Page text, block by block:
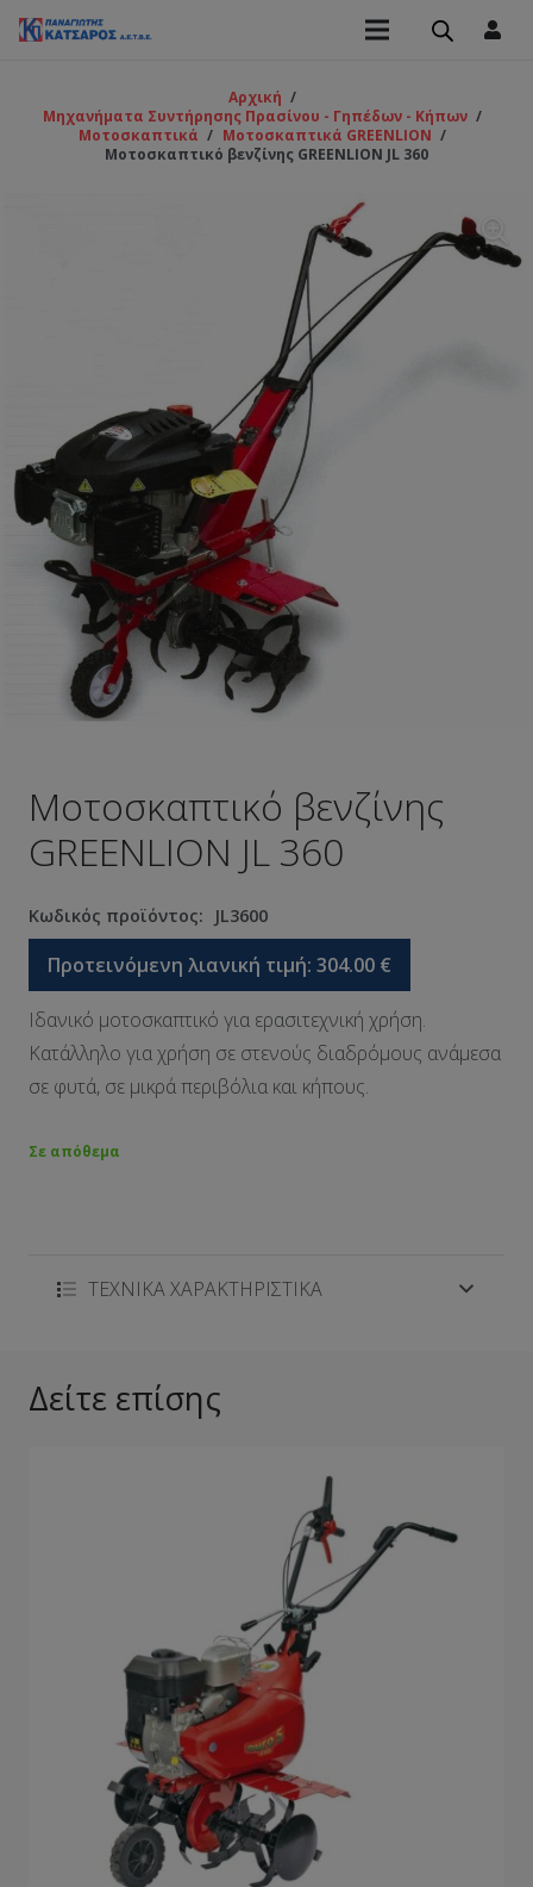
Αρχική /
Μηχανήματα Συντήρησης Πρασίνου - Γηπέδων - Κήπων /
Μοτοσκαπτικά / Μοτοσκαπτικά GREENLION /
Μοτοσκαπτικό βενζίνης GREENLION JL 360
Μοτοσκαπτικό βενζίνης
GREENLION JL 360
Κωδικός προϊόντος: JL3600
Προτεινόμενη λιανική τιμή: 304.00 €
Ιδανικό μοτοσκαπτικό για ερασιτεχνική χρήση.
Κατάλληλο για χρήση σε στενούς διαδρόμους ανάμεσα
σε φυτά, σε μικρά περιβόλια και κήπους.
Σε απόθεμα
ΤΕΧΝΙΚΑ ΧΑΡΑΚΤΗΡΙΣΤΙΚΑ
Δείτε επίσης